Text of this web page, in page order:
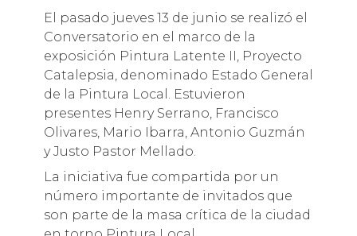
El pasado jueves 13 de junio se realizó el
Conversatorio en el marco de la
exposición Pintura Latente II, Proyecto
Catalepsia, denominado Estado General
de la Pintura Local. Estuvieron
presentes Henry Serrano, Francisco
Olivares, Mario Ibarra, Antonio Guzmán
y Justo Pastor Mellado.
La iniciativa fue compartida por un
número importante de invitados que
son parte de la masa crítica de la ciudad